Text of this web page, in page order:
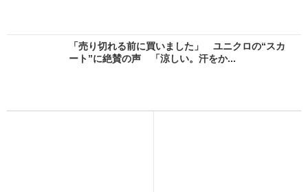
「売り切れる前に買いました」 ユニクロの“スカ
ート”に絶賛の声 「涼しい。汗をか...